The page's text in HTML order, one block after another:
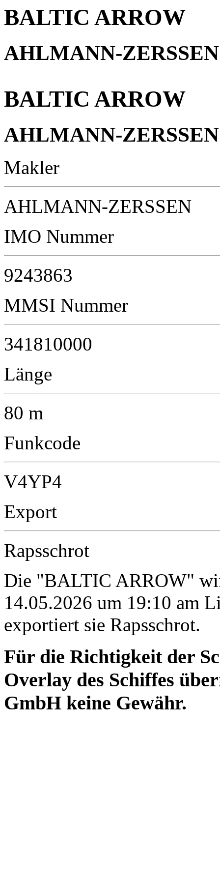
BALTIC ARROW
AHLMANN-ZERSSEN
BALTIC ARROW
AHLMANN-ZERSSEN
Makler
AHLMANN-ZERSSEN
IMO Nummer
9243863
MMSI Nummer
341810000
Länge
80 m
Funkcode
V4YP4
Export
Rapsschrot
Die "BALTIC ARROW"
14.05.2026 um 19:10 am
exportiert sie Rapsschrot.
Für die Richtigkeit der
Overlay des Schiffes
GmbH keine Gewähr.